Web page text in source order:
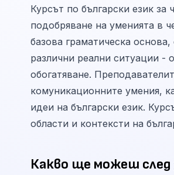
Курсът по български език
подобряване на уменията в
базова граматическа
различни реални ситуации -
обогатяване.
комуникационните умения,
идеи на български език.
области и контексти на
Какво ще можеш